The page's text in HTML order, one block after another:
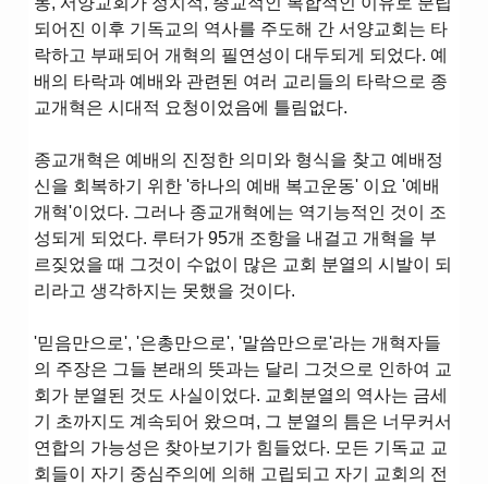
되어진 이후 기독교의 역사를 주도해 간 서양교회는 타
락하고 부패되어 개혁의 필연성이 대두되게 되었다. 예
배의 타락과 예배와 관련된 여러 교리들의 타락으로 종
교개혁은 시대적 요청이었음에 틀림없다.
종교개혁은 예배의 진정한 의미와 형식을 찾고 예배정
신을 회복하기 위한 '하나의 예배 복고운동' 이요 '예배
개혁'이었다. 그러나 종교개혁에는 역기능적인 것이 조
성되게 되었다. 루터가 95개 조항을 내걸고 개혁을 부
르짖었을 때 그것이 수없이 많은 교회 분열의 시발이 되
리라고 생각하지는 못했을 것이다.
'믿음만으로', '은총만으로', '말씀만으로'라는 개혁자들
의 주장은 그들 본래의 뜻과는 달리 그것으로 인하여 교
회가 분열된 것도 사실이었다. 교회분열의 역사는 금세
기 초까지도 계속되어 왔으며, 그 분열의 틈은 너무커서
연합의 가능성은 찾아보기가 힘들었다. 모든 기독교 교
회들이 자기 중심주의에 의해 고립되고 자기 교회의 전